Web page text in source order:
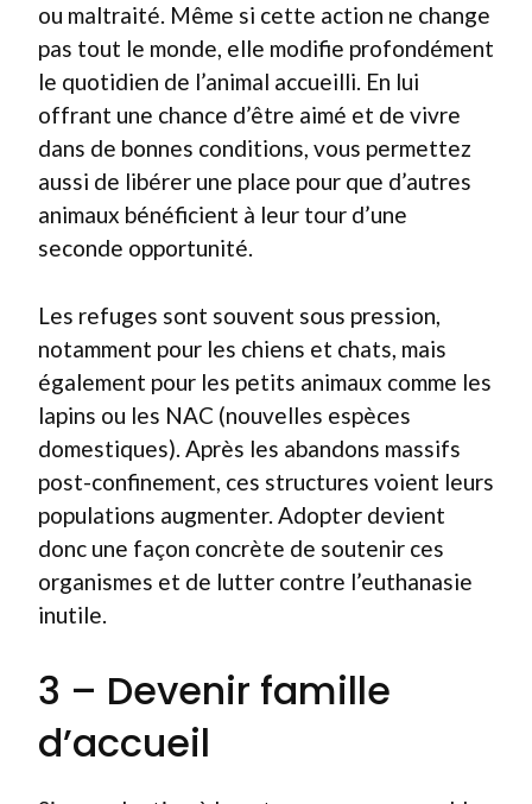
ou maltraité. Même si cette action ne change
pas tout le monde, elle modifie profondément
le quotidien de l’animal accueilli. En lui
offrant une chance d’être aimé et de vivre
dans de bonnes conditions, vous permettez
aussi de libérer une place pour que d’autres
animaux bénéficient à leur tour d’une
seconde opportunité.
Les refuges sont souvent sous pression,
notamment pour les chiens et chats, mais
également pour les petits animaux comme les
lapins ou les NAC (nouvelles espèces
domestiques). Après les abandons massifs
post-confinement, ces structures voient leurs
populations augmenter. Adopter devient
donc une façon concrète de soutenir ces
organismes et de lutter contre l’euthanasie
inutile.
3 – Devenir famille
d’accueil